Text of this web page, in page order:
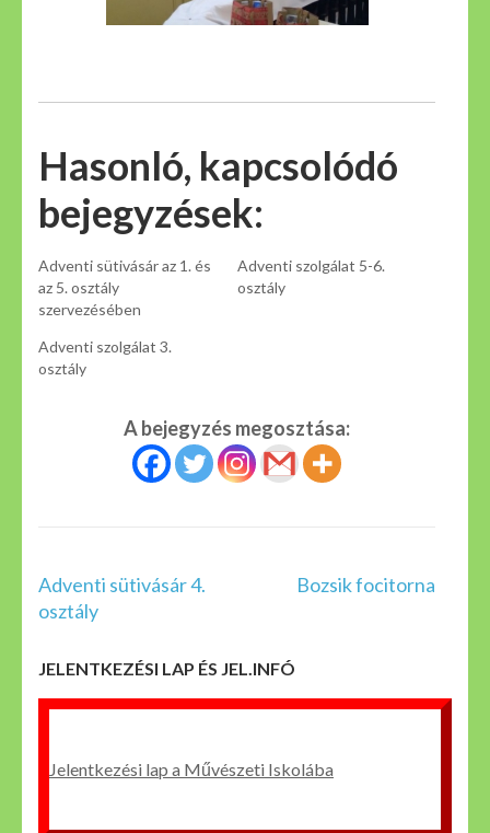
Hasonló, kapcsolódó
bejegyzések:
Adventi sütivásár az 1. és
az 5. osztály
szervezésében
Adventi szolgálat 5-6.
osztály
Adventi szolgálat 3.
osztály
A bejegyzés megosztása:
Bejegyzés
navigáció
Adventi sütivásár 4.
osztály
Bozsik focitorna
JELENTKEZÉSI LAP ÉS JEL.INFÓ
Jelentkezési lap a Művészeti Iskolába